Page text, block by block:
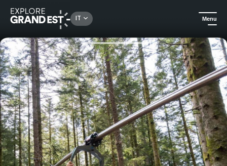
IT Menu
Natura La linea Bol d'Air - Parco Bol d'Air